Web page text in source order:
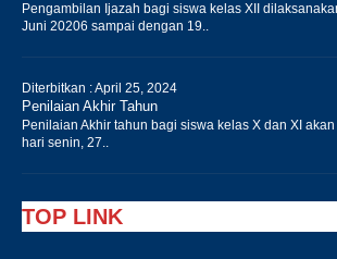
Pengambilan Ijazah bagi siswa kelas XII
Juni 20206 sampai dengan 19..
Diterbitkan :April 25, 2024
Penilaian Akhir Tahun
Penilaian Akhir tahun bagi siswa kelas X dan XI
hari senin, 27..
TOP LINK